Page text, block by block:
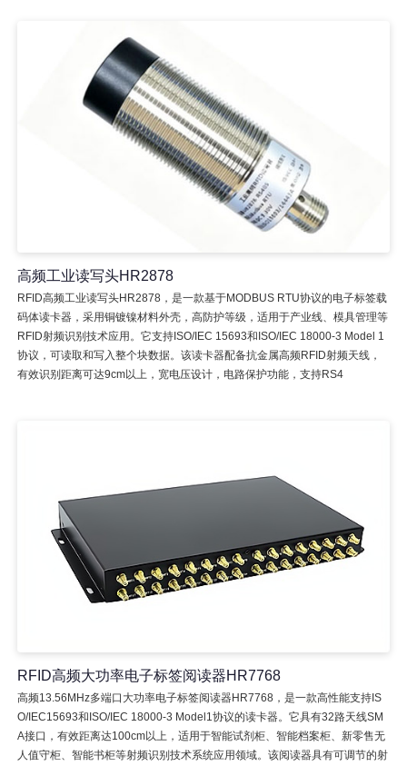
高频工业读写头HR2878
RFID高频工业读写头HR2878，是一款基于MODBUS RTU协议的电子标签载
码体读卡器，采用铜镀镍材料外壳，高防护等级，适用于产业线、模具管理等
RFID射频识别技术应用。它支持ISO/IEC 15693和ISO/IEC 18000-3 Model 1
协议，可读取和写入整个块数据。该读卡器配备抗金属高频RFID射频天线，
有效识别距离可达9cm以上，宽电压设计，电路保护功能，支持RS4
RFID高频大功率电子标签阅读器HR7768
高频13.56MHz多端口大功率电子标签阅读器HR7768，是一款高性能支持IS
O/IEC15693和ISO/IEC 18000-3 Model1协议的读卡器。它具有32路天线SM
A接口，有效距离达100cm以上，适用于智能试剂柜、智能档案柜、新零售无
人值守柜、智能书柜等射频识别技术系统应用领域。该阅读器具有可调节的射